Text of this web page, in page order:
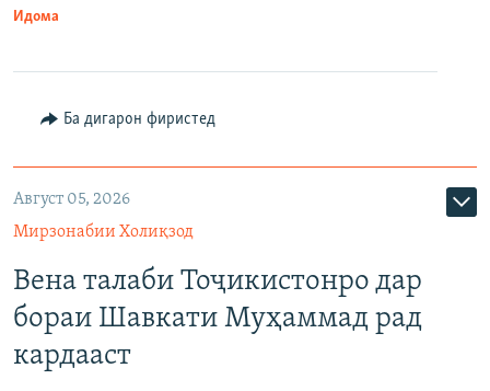
Идома
Ба дигарон фиристед
Август 05, 2026
Мирзонабии Холиқзод
Вена талаби Тоҷикистонро дар
бораи Шавкати Муҳаммад рад
кардааст